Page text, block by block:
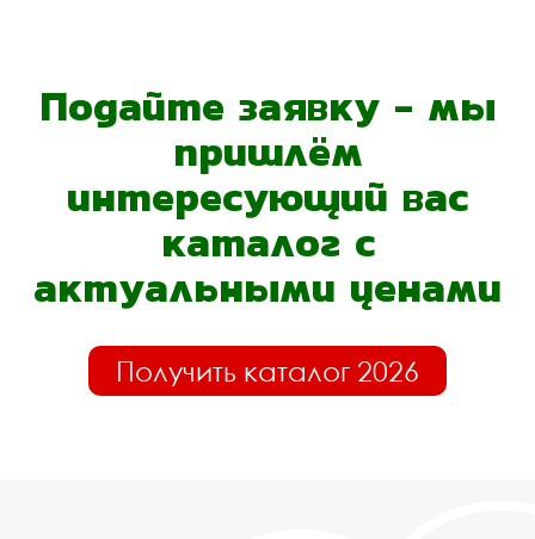
Подайте заявку - мы
пришлём
интересующий вас
каталог с
актуальными ценами
Получить каталог 2026